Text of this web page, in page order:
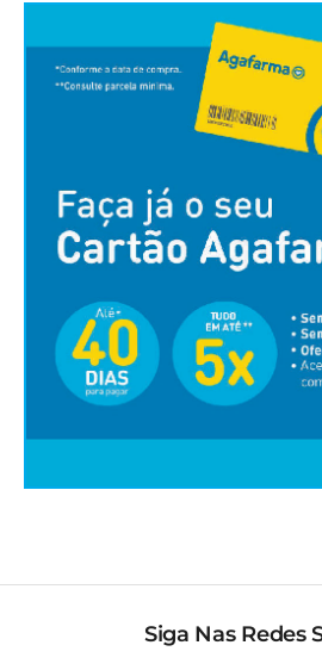
Siga Nas Redes